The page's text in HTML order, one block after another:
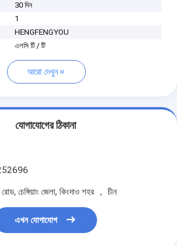
30 দিন
1
HENGFENGYOU
এলসি টি / টি
আরো দেখুন
যোগাযোগের ঠিকানা
চেঙ্গিয়াং জেলা, কিংদাও শহর ， চীন
এখন যোগাযোগ